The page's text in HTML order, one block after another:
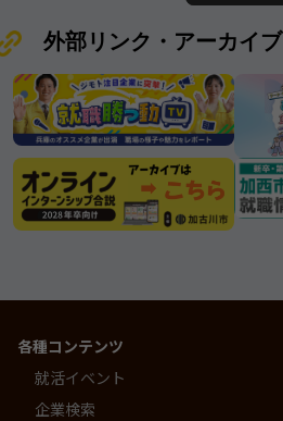
外部リンク・アーカイブ
各種コンテンツ
就活イベント
企業検索